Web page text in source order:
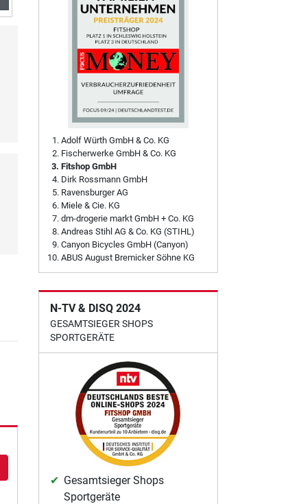
Adolf Würth GmbH & Co. KG
Fischerwerke GmbH & Co. KG
Fitshop GmbH
Dirk Rossmann GmbH
Ravensburger AG
Miele & Cie. KG
dm-drogerie markt GmbH + Co. KG
Andreas Stihl AG & Co. KG (STIHL)
Canyon Bicycles GmbH (Canyon)
ABUS August Bremicker Söhne KG
N-TV & DISQ 2024
GESAMTSIEGER SHOPS
SPORTGERÄTE
Gesamtsieger Shops
Sportgeräte